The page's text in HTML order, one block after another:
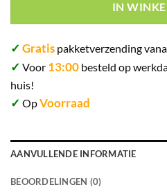
IN
✓ Gratis pakketverzending
✓ Voor 13:00 besteld op
huis!
✓ OpVoorraad
AANVULLENDE INFORMATIE
BEOORDELINGEN (0)